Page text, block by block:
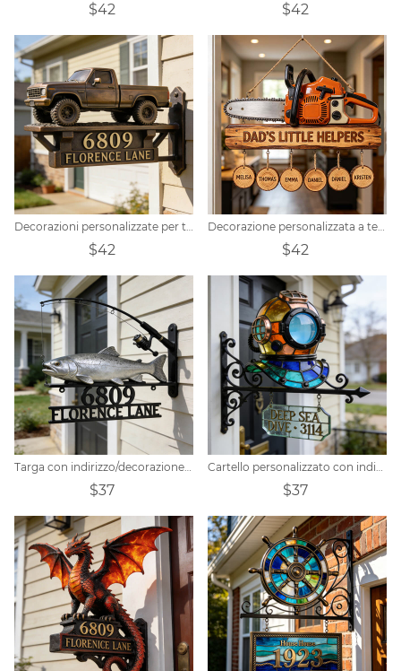
$42 $42
Decorazioni personalizzate per targhe porta indirizzi a tema pick-up
$42
Decorazione personalizzata a tema "Papà con motosega"
$42
Targa con indirizzo/decorazione con numero civico a tema canna da pesca realizzata su misura
$37
Cartello personalizzato con indirizzo di una casa per immersioni subacquee in vetro colorato.
$37